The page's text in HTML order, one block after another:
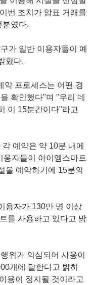
번 조치가 암표 거래를
붙였다.
가 일반 이용자들이 예
혔다.
약 프로세스는 어떤 경
확인했다"며 "우리 데
이 15분간이다"라고
예약은 약 10분 내에
자들이 아이엠스마트
을 예약하기에 15분의
용자가 130만 명 이상
를 사용하고 있다고 밝
위가 의심되어 사용이
개에 달한다고 밝히
용이 정지될 것이라고